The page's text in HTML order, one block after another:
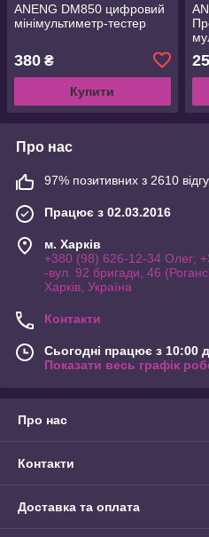
ANENG DM850 цифровий
мінімультиметр-тестер
380 ₴
Купити
Про нас
97% позитивних з 2610
Працює з 02.03.2016
м. Харків
+380 (98) 626-12-34 Олег;
-вул. 92 бригади, 46
Харків, Україна
Контакти
Сьогодні працює з 10:00
Показати весь графік
Про нас
Контакти
Доставка та оплата